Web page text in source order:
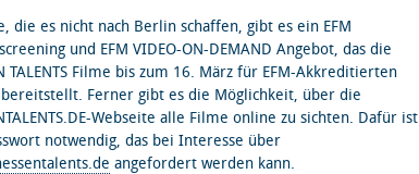
die es nicht nach Berlin schaffen, gibt es ein EFM
und EFM VIDEO-ON-DEMAND Angebot, das die
TALENTS Filme bis zum 16. März für EFM-Akkreditierten
Ferner gibt es die Möglichkeit, über die
Webseite alle Filme online zu sichten. Dafür ist
notwendig, das bei Interesse über
angefordert werden kann.